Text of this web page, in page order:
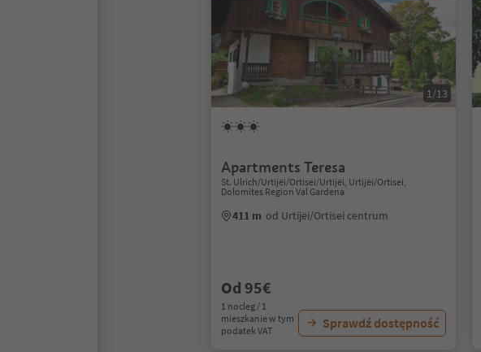
1/13
Apartments Teresa
St. Ulrich/Urtijëi/Ortisei/Urtijëi, Urtijëi/Ortisei,
Dolomites Region Val Gardena
411 m od Urtijëi/Ortisei centrum
Od 95€
1 nocleg / 1
mieszkanie w tym
podatek VAT
Sprawdź dostępność